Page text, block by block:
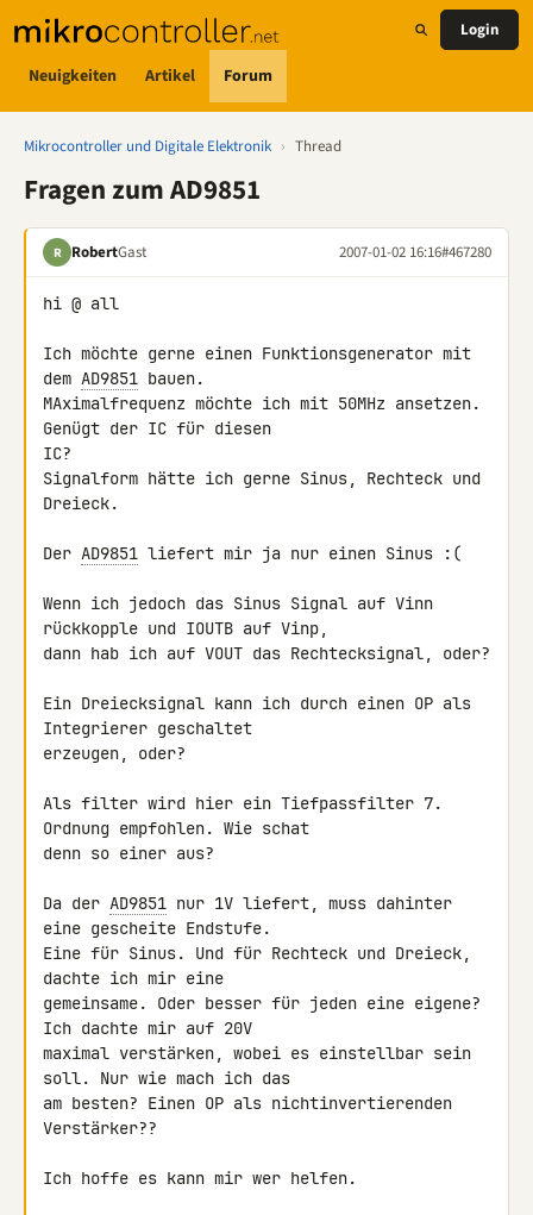
Neuigkeiten Artikel Forum
Login
Mikrocontroller und Digitale Elektronik › Thread
Fragen zum AD9851
R RobertGast 2007-01-02 16:16#467280
hi @ all
Ich möchte gerne einen Funktionsgenerator mit
dem AD9851 bauen.
MAximalfrequenz möchte ich mit 50MHz ansetzen.
Genügt der IC für diesen
IC?
Signalform hätte ich gerne Sinus, Rechteck und
Dreieck.
Der AD9851 liefert mir ja nur einen Sinus :(
Wenn ich jedoch das Sinus Signal auf Vinn
rückkopple und IOUTB auf Vinp,
dann hab ich auf VOUT das Rechtecksignal, oder?
Ein Dreiecksignal kann ich durch einen OP als
Integrierer geschaltet
erzeugen, oder?
Als filter wird hier ein Tiefpassfilter 7.
Ordnung empfohlen. Wie schat
denn so einer aus?
Da der AD9851 nur 1V liefert, muss dahinter
eine gescheite Endstufe.
Eine für Sinus. Und für Rechteck und Dreieck,
dachte ich mir eine
gemeinsame. Oder besser für jeden eine eigene?
Ich dachte mir auf 20V
maximal verstärken, wobei es einstellbar sein
soll. Nur wie mach ich das
am besten? Einen OP als nichtinvertierenden
Verstärker??
Ich hoffe es kann mir wer helfen.